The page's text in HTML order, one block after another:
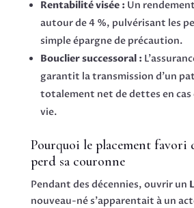
Rentabilité visée : Un
autour de 4 %, pulvérisant les
simple épargne de précaution.
Bouclier successoral :
garantit la transmission d’un
totalement net de dettes en cas
vie.
Pourquoi le placement favori
perd sa couronne
Pendant des décennies, ouvrir un
nouveau-né s’apparentait à un